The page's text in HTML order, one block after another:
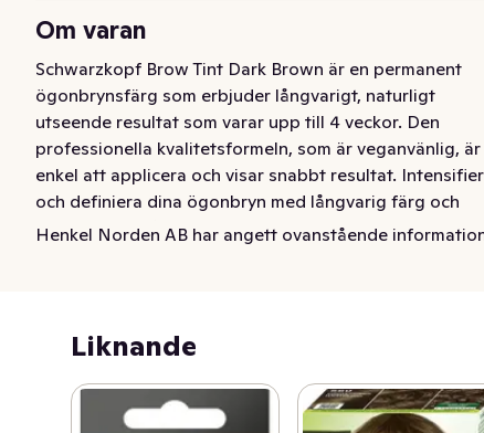
Om varan
Schwarzkopf Brow Tint Dark Brown är en permanent
ögonbrynsfärg som erbjuder långvarigt, naturligt
utseende resultat som varar upp till 4 veckor. Den
professionella kvalitetsformeln, som är veganvänlig, är
enkel att applicera och visar snabbt resultat.
och definiera dina ögonbryn med långvarig färg och
täckning av grått, med upp till 10 applikationer per
Varar upp till 4 veckor
Täcker grått
Upp till 10 applikationer per förpackning
Snabb och enkel att använda, veganvänlig
Henkel Norden AB har angett ovanstående
Liknande